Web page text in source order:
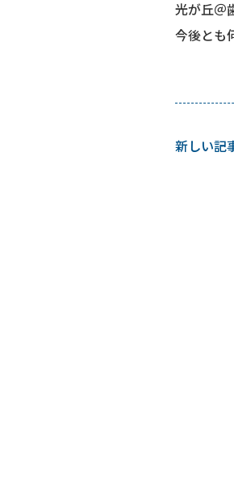
光が丘＠
今後とも
新しい記